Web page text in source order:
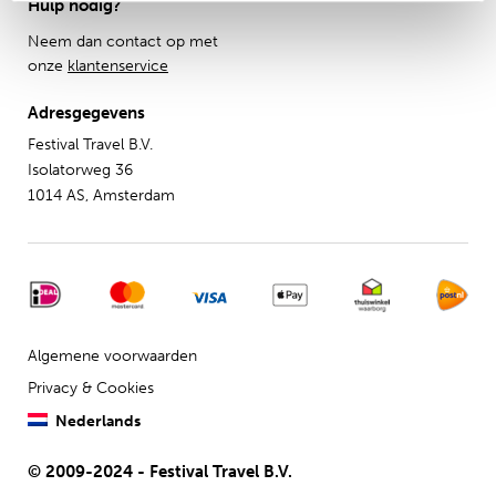
Hulp nodig?
Neem dan contact op met
onze klantenservice
Adresgegevens
Festival Travel B.V.
Isolatorweg 36
1014 AS, Amsterdam
Algemene voorwaarden
Privacy & Cookies
Nederlands
© 2009-2024 - Festival Travel B.V.